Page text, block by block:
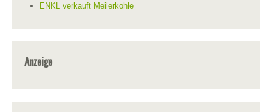
ENKL verkauft Meilerkohle
Anzeige